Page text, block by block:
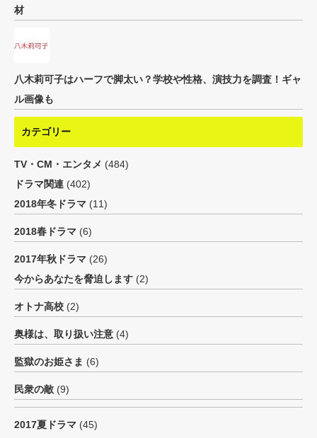
材
八木莉可子はハーフで脚太い？学校や性格、演技力を調査！ギャ
ル画像も
カテゴリー
TV・CM・エンタメ (484)
ドラマ関連 (402)
2018年冬ドラマ (11)
2018春ドラマ (6)
2017年秋ドラマ (26)
今からあなたを脅迫します (2)
オトナ高校 (2)
奥様は、取り扱い注意 (4)
監獄のお姫さま (6)
民衆の敵 (9)
2017夏ドラマ (45)